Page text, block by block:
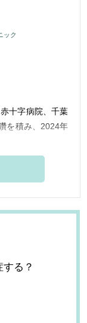
ック
十字病院、千葉
を積み、2024年
より安心して受
る？